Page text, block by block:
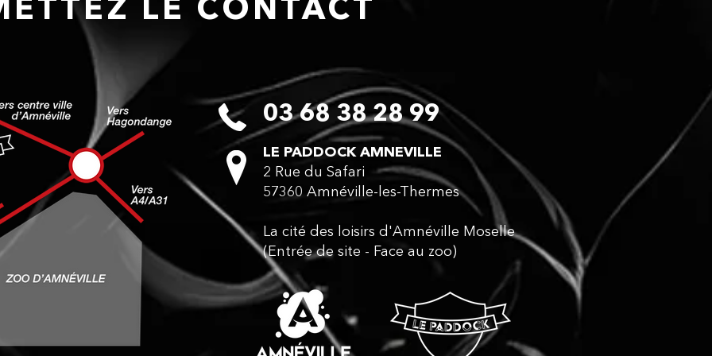
LE CONTACT
03 68 38 28 99
LE PADDOCK AMNEVILLE​
2 Rue du Safari
57360 Amnéville-les-Thermes
La cité des loisirs d'Amnéville Moselle
(Entrée de site - Face au zoo)